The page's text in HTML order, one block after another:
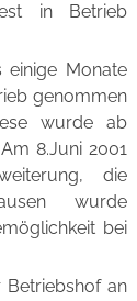
in Betrieb
einige Monate
genommen
wurde ab
8.Juni 2001
die
wurde
bei
an